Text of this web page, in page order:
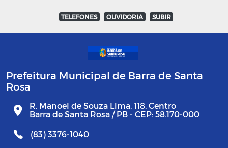
TELEFONES OUVIDORIA SUBIR
Prefeitura Municipal de Barra de Santa
Rosa
R. Manoel de Souza Lima, 118, Centro
Barra de Santa Rosa / PB - CEP: 58.170-000
(83) 3376-1040